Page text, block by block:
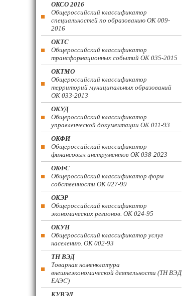
ОКСО 2016
Общероссийский классификатор
специальностей по образованию ОК 009-
2016
ОКТС
Общероссийский классификатор
трансформационных событий ОК 035-2015
ОКТМО
Общероссийский классификатор
территорий муниципальных образований
ОК 033-2013
ОКУД
Общероссийский классификатор
управленческой документации ОК 011-93
ОКФИ
Общероссийский классификатор
финансовых инструментов OK 038-2023
ОКФС
Общероссийский классификатор форм
собственности ОК 027-99
ОКЭР
Общероссийский классификатор
экономических регионов. ОК 024-95
ОКУН
Общероссийский классификатор услуг
населению. ОК 002-93
ТН ВЭД
Товарная номенклатура
внешнеэкономической деятельности (ТН ВЭД
ЕАЭС)
КУВЭД